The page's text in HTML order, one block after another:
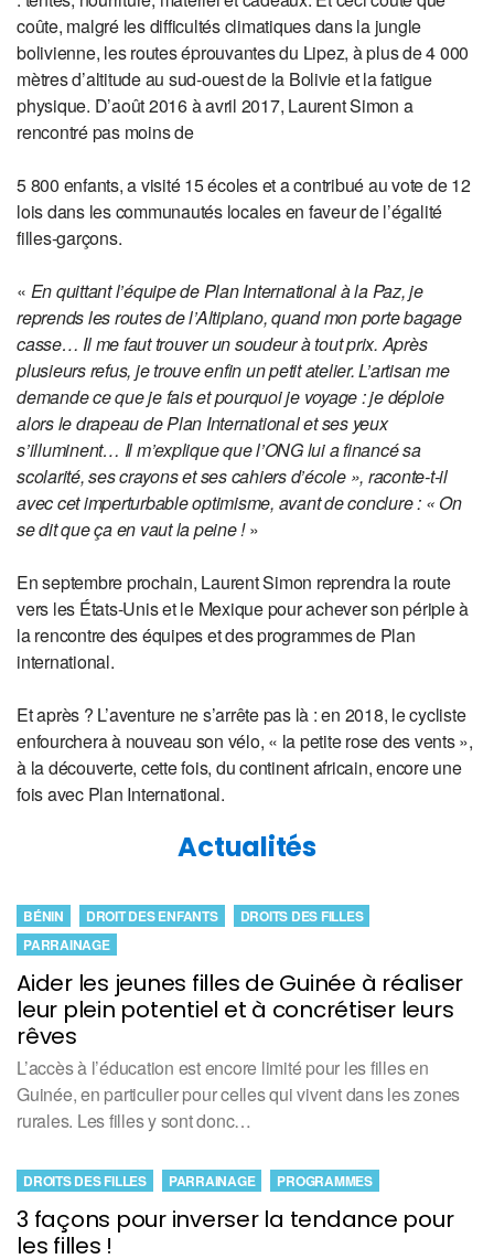
coûte, malgré les difficultés climatiques dans la jungle
bolivienne, les routes éprouvantes du Lipez, à plus de 4 000
mètres d’altitude au sud-ouest de la Bolivie et la fatigue
physique. D’août 2016 à avril 2017, Laurent Simon a
rencontré pas moins de
5 800 enfants, a visité 15 écoles et a contribué au vote de 12
lois dans les communautés locales en faveur de l’égalité
filles-garçons.
« En quittant l’équipe de Plan International à la Paz, je
reprends les routes de l’Altiplano, quand mon porte bagage
casse… Il me faut trouver un soudeur à tout prix. Après
plusieurs refus, je trouve enfin un petit atelier. L’artisan me
demande ce que je fais et pourquoi je voyage : je déploie
alors le drapeau de Plan International et ses yeux
s’illuminent… Il m’explique que l’ONG lui a financé sa
scolarité, ses crayons et ses cahiers d’école », raconte-t-il
avec cet imperturbable optimisme, avant de conclure : « On
se dit que ça en vaut la peine !»
En septembre prochain, Laurent Simon reprendra la route
vers les États-Unis et le Mexique pour achever son périple à
la rencontre des équipes et des programmes de Plan
international.
Et après ? L’aventure ne s’arrête pas là : en 2018, le cycliste
enfourchera à nouveau son vélo, « la petite rose des vents »,
à la découverte, cette fois, du continent africain, encore une
fois avec Plan International.
Actualités
Aider les jeunes filles de Guinée à réaliser
leur plein potentiel et à concrétiser leurs
rêves
BÉNIN DROIT DES ENFANTS
DROITS DES FILLES
PARRAINAGE
L’accès à l’éducation est encore limité pour les filles en
Guinée, en particulier pour celles qui vivent dans les zones
rurales. Les filles y sont donc…
3 façons pour inverser la tendance pour
les filles !
DROITS DES FILLES PARRAINAGE PROGRAMMES